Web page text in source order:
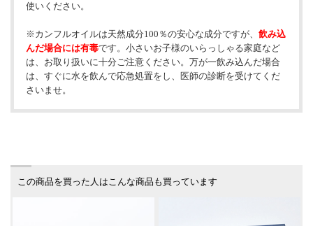
使いください。
※カンフルオイルは天然成分100％の安心な成分ですが、 飲み込
んだ場合には有毒です。小さいお子様のいらっしゃる家庭など
は、お取り扱いに十分ご注意ください。万が一飲み込んだ場合
は、すぐに水を飲んで応急処置をし、医師の診断を受けてくだ
さいませ。
この商品を買った人はこんな商品も買っています